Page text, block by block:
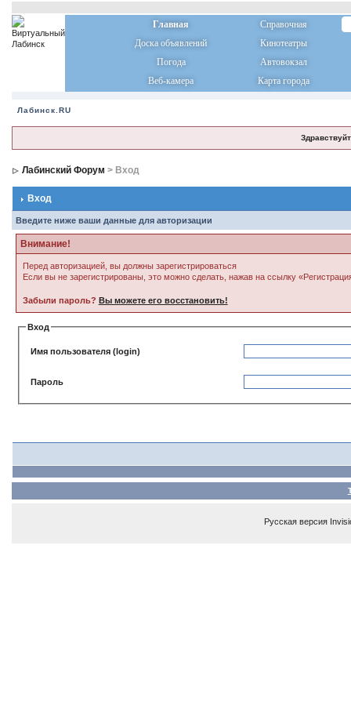
Главная
Справочная
Доска объявлений
Кинотеатры
Погода
Автовокзал
Веб-камера
Карта города
Лабинск.RU
Лабинский Форум > Вход
Вход
Введите ниже ваши данные для авторизации
Внимание!
Перед авторизацией, вы должны зарегистрироваться
Если вы не зарегистрированы, это можно сделать, нажав на ссылку
Забыли пароль? Вы можете его восстановить!
Вход
Имя пользователя (login)
Пароль
Русская версия